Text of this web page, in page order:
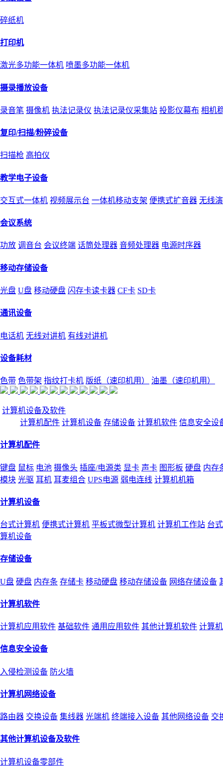
碎纸机
打印机
激光多功能一体机 喷墨多功能一体机
摄录播放设备
录音笔 摄像机 执法记录仪 执法记录仪采集站 投影仪幕布 相机
复印/扫描/粉碎设备
扫描枪 高拍仪
教学电子设备
交互式一体机 视频展示台 一体机移动支架 便携式扩音器 无线
会议系统
功放 调音台 会议终端 话筒处理器 音频处理器 电源时序器
移动存储设备
光盘 U盘 移动硬盘 闪存卡读卡器 CF卡 SD卡
通讯设备
电话机 无线对讲机 有线对讲机
设备耗材
色带 色带架 指纹打卡机 版纸（速印机用） 油墨（速印机用）
计算机设备及软件
计算机配件 计算机设备 存储设备 计算机软件 信息安全设
计算机配件
键盘 鼠标 电池 摄像头 插座/电源类 显卡 声卡 图形板 硬盘 内存
模块 光驱 耳机 耳麦组合 UPS电源 弱电连线 计算机机箱
计算机设备
台式计算机 便携式计算机 平板式微型计算机 计算机工作站 台
算机设备
存储设备
U盘 硬盘 内存条 存储卡 移动硬盘 移动存储设备 网络存储设备
计算机软件
计算机应用软件 基础软件 通用应用软件 其他计算机软件 计算
信息安全设备
入侵检测设备 防火墙
计算机网络设备
路由器 交换设备 集线器 光端机 终端接入设备 其他网络设备 交
其他计算机设备及软件
计算机设备零部件